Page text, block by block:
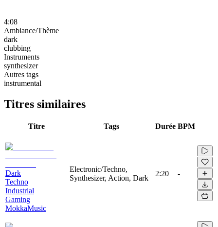
4:08
Ambiance/Thème
dark
clubbing
Instruments
synthesizer
Autres tags
instrumental
Titres similaires
Titre Tags Durée BPM
Dark
Techno
Industrial
Gaming
MokkaMusic
Electronic/Techno,
Synthesizer, Action, Dark
2:20 -